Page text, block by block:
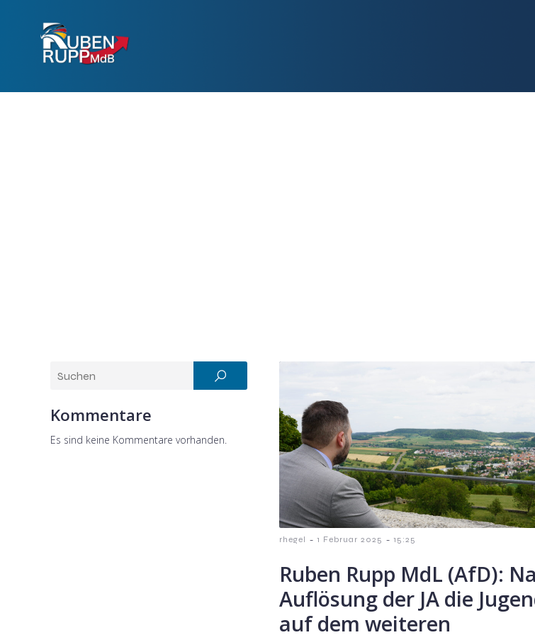
Kommentare
Es sind keine Kommentare vorhanden.
rhegel - 1 Februar 2025 - 15:25
Ruben Rupp MdL (AfD):
Auflösung der JA die
auf dem weiteren